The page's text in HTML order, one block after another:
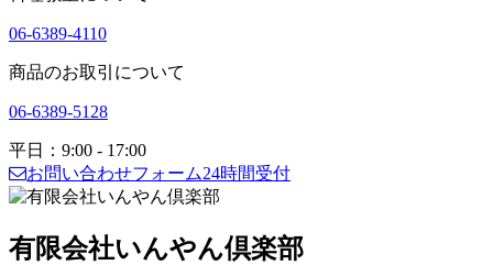
06-6389-4110
商品のお取引について
06-6389-5128
平日：9:00 - 17:00
お問い合わせフォーム24時間受付
有限会社いんやん倶楽部